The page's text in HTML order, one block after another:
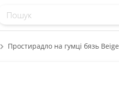
Простирадло на гумці бязь Beige